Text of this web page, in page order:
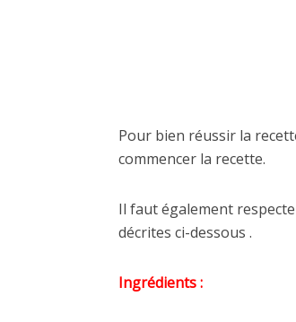
Pour bien réussir la
commencer la recette.
Il faut également
décrites ci-dessous .
Ingrédients :